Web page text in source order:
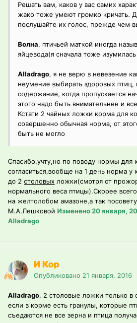
Решать вам, каков у вас самих
жако тоже умеют громко кричать.
послушайте их голос, прежде чем
Волна, птичьей маткой иногда
яйцевода(я сначала тоже
Alladrago, я не верю в невезение
неумение выбирать здоровых птиц,
содержание, когда пропускается
этого надо быть внимательнее и
Кстати 2 чайных ложки корма для
совершенно обычная норма, от
быть не могло
Спасибо,учту,но по поводу нормы для
согласиться,вообще на 1 день норма у
до 2 столовых ложки(смотря от
нормального веса птицы).Скорее
на желтолобом амазоне,а так
М.А.Лешковой Изменено20 января,
Alladrago
И Кор
Опубликовано 21 января, 2016
Alladrago, 2 столовые ложки только в
если в корме есть гранулы, которые
съедаются не все зерна и птица